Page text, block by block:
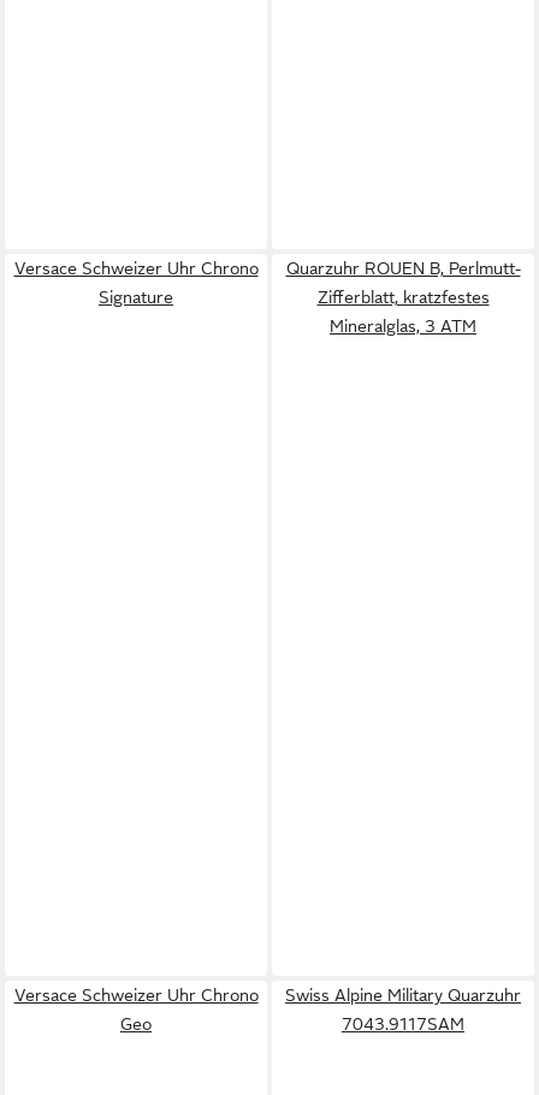
Versace Schweizer Uhr Chrono
Signature
Quarzuhr ROUEN B, Perlmutt-
Zifferblatt, kratzfestes
Mineralglas, 3 ATM
Versace Schweizer Uhr Chrono
Geo
Swiss Alpine Military Quarzuhr
7043.9117SAM